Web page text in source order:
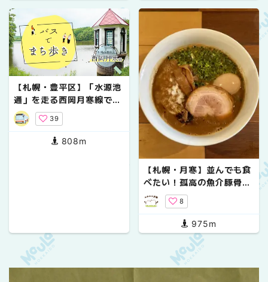
【札幌・豊平区】「水源池
通」を走る西岡月寒線でバ
スまち歩き
39
808m
【札幌・月寒】並んでも食
べたい！孤高の魚介豚骨ら
ーめん
8
975m